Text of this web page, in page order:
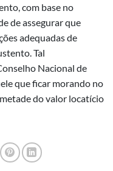
com base no
de assegurar que
adequadas de
Tal
Nacional de
que ficar morando no
do valor locatício